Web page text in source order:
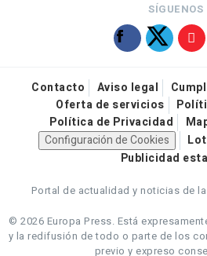
SÍGUENOS
Contacto Aviso legal
Oferta de servicios
Política de Privacidad
Configuración de Cookies
Publicidad
Portal de actualidad y noticias de
© 2026 Europa Press. Está
y la redifusión de todo o parte de los
previo y expreso